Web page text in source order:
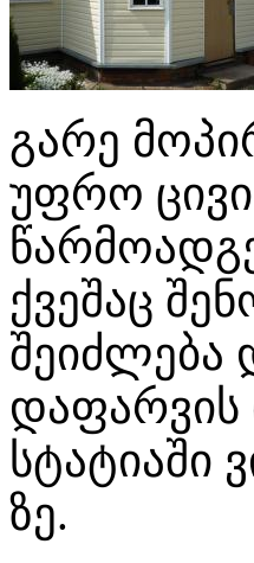
გარე
უფრო
ქვეშაც
შეიძლება
დაფარვის
სტატიაში
ზე.